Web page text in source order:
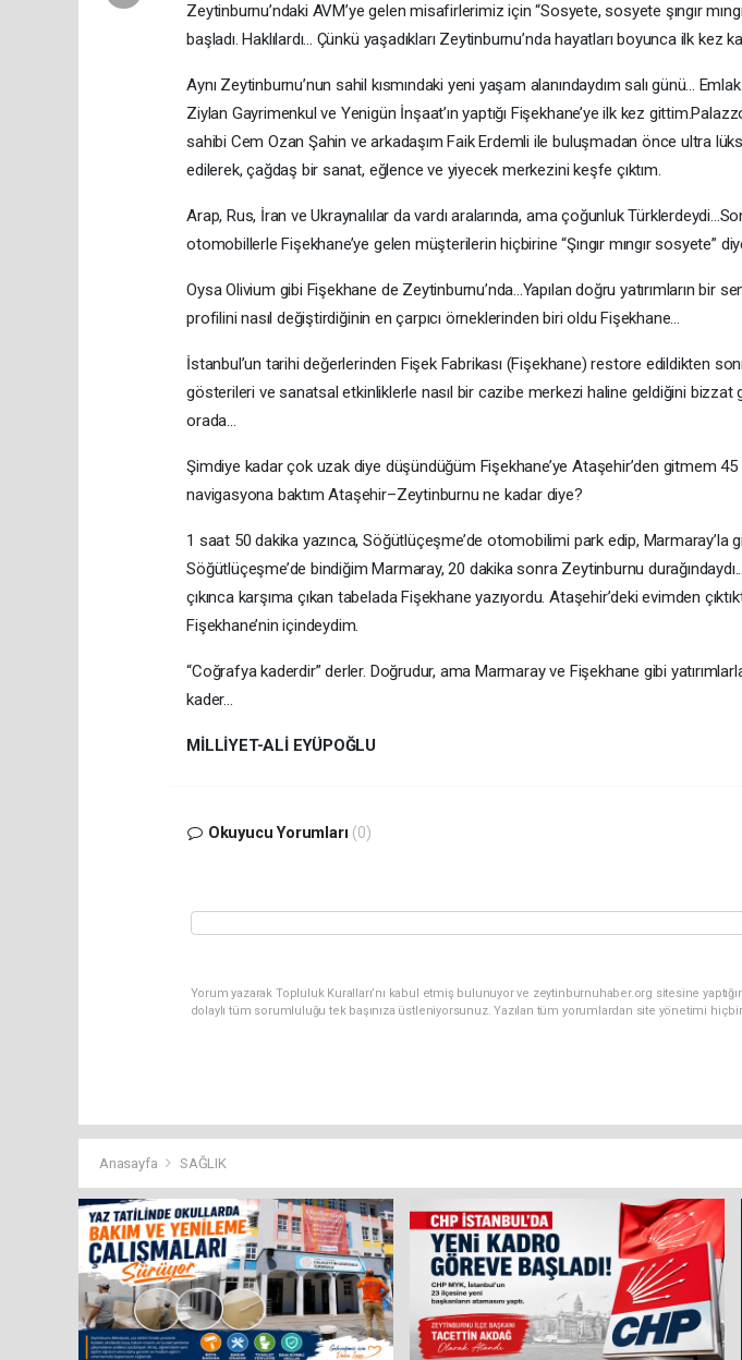
Zeytinburnu’ndaki AVM’ye gelen misafirlerimiz için “Sosyete, sosyete şıngır
başladı. Haklılardı... Çünkü yaşadıkları Zeytinburnu’nda hayatları boyunca ilk kez
Aynı Zeytinburnu’nun sahil kısmındaki yeni yaşam alanındaydım salı günü...
Ziylan Gayrimenkul ve Yenigün İnşaat’ın yaptığı Fişekhane’ye ilk kez
sahibi Cem Ozan Şahin ve arkadaşım Faik Erdemli ile buluşmadan önce ultra
edilerek, çağdaş bir sanat, eğlence ve yiyecek merkezini keşfe çıktım.
Arap, Rus, İran ve Ukraynalılar da vardı aralarında, ama çoğunluk
otomobillerle Fişekhane’ye gelen müşterilerin hiçbirine “Şıngır mıngır sosyete”
Oysa Olivium gibi Fişekhane de Zeytinburnu’nda...Yapılan doğru yatırımların bir
profilini nasıl değiştirdiğinin en çarpıcı örneklerinden biri oldu Fişekhane...
İstanbul’un tarihi değerlerinden Fişek Fabrikası (Fişekhane) restore edildikten
gösterileri ve sanatsal etkinliklerle nasıl bir cazibe merkezi haline geldiğini bizzat
orada...
Şimdiye kadar çok uzak diye düşündüğüm Fişekhane’ye Ataşehir’den gitmem 45
navigasyona baktım Ataşehir–Zeytinburnu ne kadar diye?
1 saat 50 dakika yazınca, Söğütlüçeşme’de otomobilimi park edip, Marmaray’la
Söğütlüçeşme’de bindiğim Marmaray, 20 dakika sonra Zeytinburnu
çıkınca karşıma çıkan tabelada Fişekhane yazıyordu. Ataşehir’deki evimden
Fişekhane’nin içindeydim.
“Coğrafya kaderdir” derler. Doğrudur, ama Marmaray ve Fişekhane gibi
kader...
MİLLİYET-ALİ EYÜPOĞLU
Okuyucu Yorumları (0)
Yorum yazarak Topluluk Kuralları’nı kabul etmiş bulunuyor ve zeytinburnuhaber.org sitesine
dolaylı tüm sorumluluğu tek başınıza üstleniyorsunuz. Yazılan tüm yorumlardan site yönetimi
Anasayfa SAĞLIK